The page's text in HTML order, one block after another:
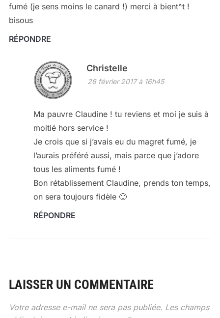
fumé (je sens moins le canard !) merci à bient^t !
bisous
RÉPONDRE
Christelle
26 février 2017 à 16h45
Ma pauvre Claudine ! tu reviens et moi je suis à
moitié hors service !
Je crois que si j’avais eu du magret fumé, je
l’aurais préféré aussi, mais parce que j’adore
tous les aliments fumé !
Bon rétablissement Claudine, prends ton temps,
on sera toujours fidèle 🙂
RÉPONDRE
LAISSER UN COMMENTAIRE
Votre adresse e-mail ne sera pas publiée. Les champs